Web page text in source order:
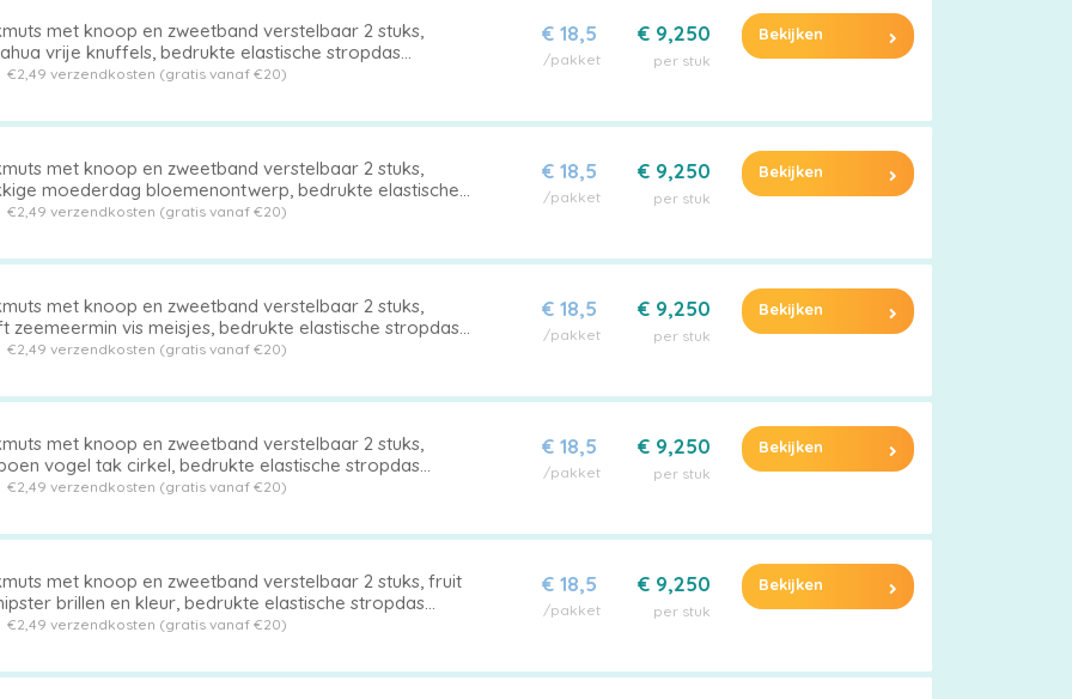
met knoop en zweetband verstelbaar 2 stuks,
vrije knuffels, bedrukte elastische stropdas
€2,49 verzendkosten (gratis vanaf €20)
€ 18,5
/pakket
€ 9,250
per stuk
Bekijken
met knoop en zweetband verstelbaar 2 stuks,
moederdag bloemenontwerp, bedrukte elastische
achterhoed
€2,49 verzendkosten (gratis vanaf €20)
€ 18,5
/pakket
€ 9,250
per stuk
Bekijken
met knoop en zweetband verstelbaar 2 stuks,
zeemeermin vis meisjes, bedrukte elastische stropdas
hoed
€2,49 verzendkosten (gratis vanaf €20)
€ 18,5
/pakket
€ 9,250
per stuk
Bekijken
met knoop en zweetband verstelbaar 2 stuks,
vogel tak cirkel, bedrukte elastische stropdas
€2,49 verzendkosten (gratis vanaf €20)
€ 18,5
/pakket
€ 9,250
per stuk
Bekijken
met knoop en zweetband verstelbaar 2 stuks, fruit
brillen en kleur, bedrukte elastische stropdas
€2,49 verzendkosten (gratis vanaf €20)
€ 18,5
/pakket
€ 9,250
per stuk
Bekijken